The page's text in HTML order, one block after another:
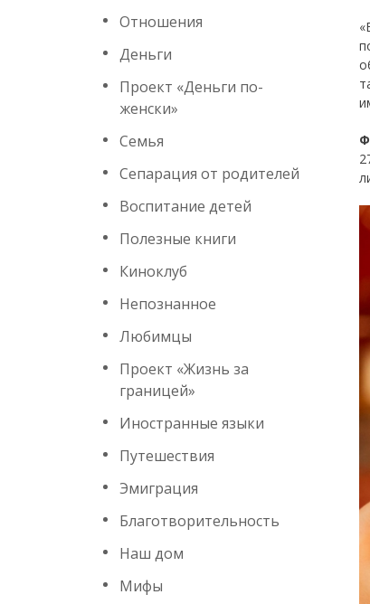
Отношения
Деньги
Проект «Деньги по-
женски»
Семья
Сепарация от родителей
Воспитание детей
Полезные книги
Киноклуб
Непознанное
Любимцы
Проект «Жизнь за
границей»
Иностранные языки
Путешествия
Эмиграция
Благотворительность
Наш дом
Мифы